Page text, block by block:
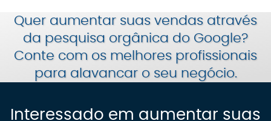
Quer aumentar suas vendas através
da pesquisa orgânica do Google?
Conte com os melhores profissionais
para alavancar o seu negócio.
Interessado em aumentar suas